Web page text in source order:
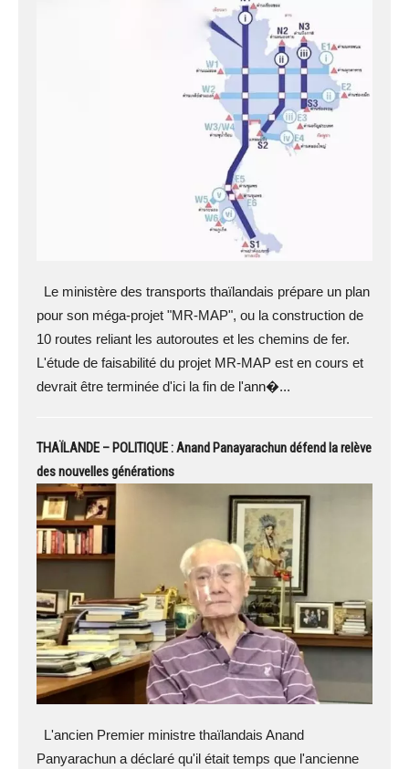
Le ministère des transports thaïlandais prépare un plan
pour son méga-projet "MR-MAP", ou la construction de
10 routes reliant les autoroutes et les chemins de fer.
L'étude de faisabilité du projet MR-MAP est en cours et
devrait être terminée d'ici la fin de l'ann�...
THAÏLANDE – POLITIQUE : Anand Panayarachun défend la relève
des nouvelles générations
L'ancien Premier ministre thaïlandais Anand
Panyarachun a déclaré qu'il était temps que l'ancienne